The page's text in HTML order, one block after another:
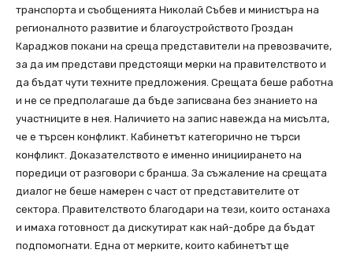
транспорта и съобщенията Николай Събев и министъра на
регионалното развитие и благоустройството Гроздан
Караджов покани на среща представители на превозвачите,
за да им представи предстоящи мерки на правителството и
да бъдат чути техните предложения. Срещата беше работна
и не се предполагаше да бъде записвана без знанието на
участниците в нея. Наличието на запис навежда на мисълта,
че е търсен конфликт. Кабинетът категорично не търси
конфликт. Доказателството е именно инициирането на
поредици от разговори с бранша. За съжаление на срещата
диалог не беше намерен с част от представителите от
сектора. Правителството благодари на тези, които останаха
и имаха готовност да дискутират как най-добре да бъдат
подпомогнати. Една от мерките, които кабинетът ще